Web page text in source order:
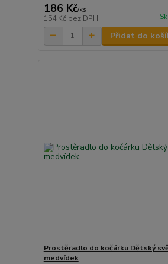
186 Kč/ks
154 Kč bez DPH
Přidat do
Prostěradlo do kočárku Dětský
medvídek